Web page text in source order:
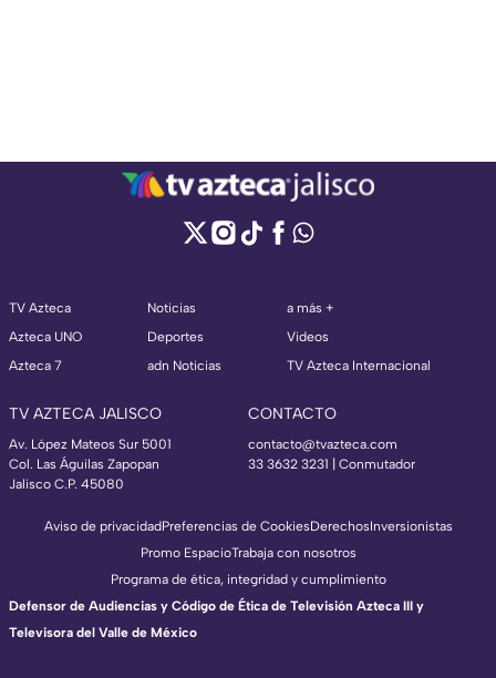
TV Azteca
Azteca UNO
Azteca 7
Noticias
Deportes
adn Noticias
a más +
Videos
TV Azteca Internacional
TV AZTECA JALISCO
Av. López Mateos Sur 5001
Col. Las Águilas Zapopan
Jalisco C.P. 45080
CONTACTO
contacto@tvazteca.com
33 3632 3231 | Conmutador
Aviso de privacidadPreferencias de CookiesDerechosInversionistas
Promo EspacioTrabaja con nosotros
Programa de ética, integridad y cumplimiento
Defensor de Audiencias y Código de Ética de Televisión Azteca III y
Televisora del Valle de México